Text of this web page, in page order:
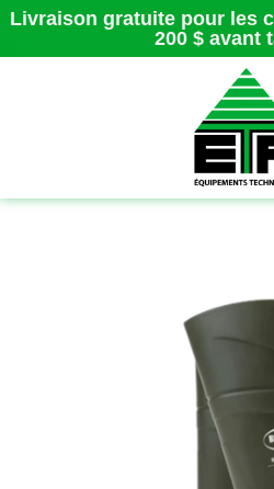
Livraison gratuite pour les
200 $ avant